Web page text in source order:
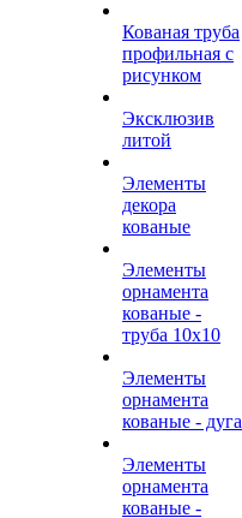
Кованая труба
профильная с
рисунком
Эксклюзив
литой
Элементы
декора
кованые
Элементы
орнамента
кованые -
труба 10х10
Элементы
орнамента
кованые - дуга
Элементы
орнамента
кованые -